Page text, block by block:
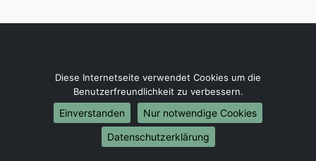
Umzug von Neuss nach Belarus
Umzug von Neuss nach Belgien
Umzug von Neuss nach Bulgarien
Umzug von Neuss nach Dänemark
Diese Internetseite verwendet Cookies um die
Benutzerfreundlichkeit zu verbessern.
Einverstanden
Nur notwendige Cookies
Datenschutzerklärung